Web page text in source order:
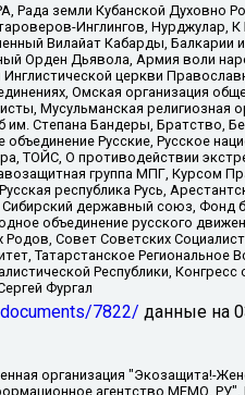
Рада земли Кубанской
Инглингов, Нурджулар,
Вилайат Кабарды, Балкарии
Орден Дьявола, Армия воли
церкви
Омская организация
Мусульманская
им. Степана Бандеры, Братство,
объединение Русские, Русское
ТОЙС, О противодействии
группа МПГ, Курсом
республика Русь,
державный союз, Фонд
объединение русского
Совет Советских
Татарстанское
Республики,
Фургал
7822/ данные на
в кризисной ситуации "Информационно-методический центр "Анна", Фонд содействия развитию массовых коммуникаций и правовому просвещению "Так-так-Так", Фонд содействия устойчивому развитию "Серебряная тайга", Свердловский региональный общественный фонд социальных проектов "Новое время", "Idel.Реалии", Кавказ.Реалии, Крым.Реалии, Телеканал Настоящее Время, Татаро-башкирская служба Радио Свобода (Azatliq Radiosi), Радио Свободная Европа/Радио Свобода (PCE/PC), "Сибирь.Реалии", "Фактограф", Благотворительный фонд помощи осужденным и их семьям, Автономная некоммерческая организация "Институт глобализации и социальных движений", Фонд "В защиту прав заключенных", Частное учреждение "Центр поддержки и содействия развитию средств массовой информации", Пензенский региональный общественный благотворительный фонд "Гражданский союз", "Север.Реалии", Некоммерческая организация Фонд "Правовая инициатива", Общество с ограниченной ответственностью "Радио Свободная Европа/Радио Свобода", Чешское информационное агентство "MEDIUM-ORIENT", Красноярская региональная общественная организация "Мы против СПИДа", Камалягин Денис Николаевич, Маркелов Сергей Евгеньевич, Пономарев Лев Александрович, Савицкая Людмила Алексеевна, Автономная некоммерческая организация "Центр по работе с проблемой насилия "НАСИЛИЮ.НЕТ", Межрегиональный профессиональный союз работников здравоохранения "Альянс врачей", Юридическое лицо, зарегистрированное в Латвийской Республике, SIA "Medusa Project" (регистрационный номер 40103797863, дата регистрации 10.06.2014), Некоммерческая организация "Фонд по борьбе с коррупцией", Автономная некоммерческая организация "Институт права и публичной политики",